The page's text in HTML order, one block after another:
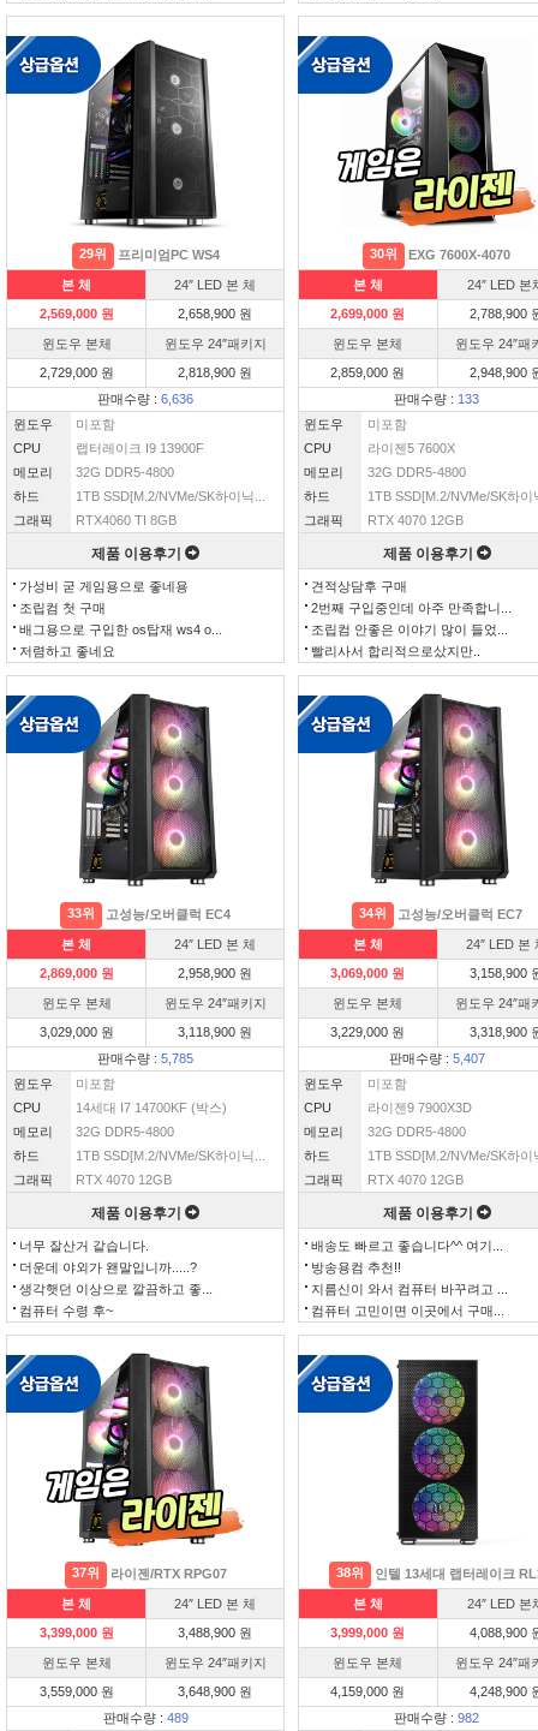
29위 프리미엄PC WS4
본 체
24″ LED 본 체
2,569,000 원
2,658,900 원
윈도우 본체
윈도우 24″패키지
2,729,000 원
2,818,900 원
판매수량 : 6,636
윈도우
미포함
CPU
랩터레이크 I9 13900F
메모리
32G DDR5-4800
하드
1TB SSD[M.2/NVMe/SK하이닉...
그래픽
RTX4060 TI 8GB
제품 이용후기
가성비 굳 게임용으로 좋네용
조립컴 첫 구매
배그용으로 구입한 os탑재 ws4 o...
저렴하고 좋네요
30위 EXG 7600X-4070
본 체
24″ LED 본
2,699,000 원
2,788,900
윈도우 본체
윈도우 24″패
2,859,000 원
2,948,900
판매수량 : 133
윈도우
미포함
CPU
라이젠5 7600X
메모리
32G DDR5-4800
하드
1TB SSD[M.2/NVMe/SK하이
그래픽
RTX 4070 12GB
제품 이용후기
견적상담후 구매
2번째 구입중인데 아주 만족합니...
조립컴 안좋은 이야기 많이 들었...
빨리사서 합리적으로샀지만..
33위 고성능/오버클럭 EC4
본 체
24″ LED 본 체
2,869,000 원
2,958,900 원
윈도우 본체
윈도우 24″패키지
3,029,000 원
3,118,900 원
판매수량 : 5,785
윈도우
미포함
CPU
14세대 I7 14700KF (박스)
메모리
32G DDR5-4800
하드
1TB SSD[M.2/NVMe/SK하이닉...
그래픽
RTX 4070 12GB
제품 이용후기
너무 잘산거 같습니다.
더운데 야외가 왠말입니까.....?
생각햇던 이상으로 깔끔하고 좋...
컴퓨터 수령 후~
34위 고성능/오버클럭 EC7
본 체
24″ LED 본
3,069,000 원
3,158,900
윈도우 본체
윈도우 24″패
3,229,000 원
3,318,900
판매수량 : 5,407
윈도우
미포함
CPU
라이젠9 7900X3D
메모리
32G DDR5-4800
하드
1TB SSD[M.2/NVMe/SK하이
그래픽
RTX 4070 12GB
제품 이용후기
배송도 빠르고 좋습니다^^ 여기...
방송용컴 추천!!
지름신이 와서 컴퓨터 바꾸려고 ...
컴퓨터 고민이면 이곳에서 구매...
37위 라이젠/RTX RPG07
본 체
24″ LED 본 체
3,399,000 원
3,488,900 원
윈도우 본체
윈도우 24″패키지
3,559,000 원
3,648,900 원
판매수량 : 489
38위 인텔 13세대 랩터레이크
본 체
24″ LED 본
3,999,000 원
4,088,900
윈도우 본체
윈도우 24″패
4,159,000 원
4,248,900
판매수량 : 982